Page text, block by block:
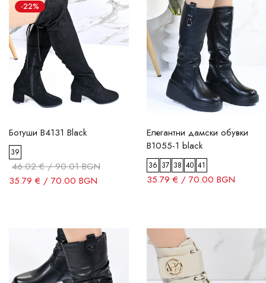
-22%
Ботуши B4131 Black
39
46.02 € / 90.01 BGN
35.79 € / 70.00 BGN
Елегантни дамски обувки
B1055-1 black
36 37 38 40 41
35.79 € / 70.00 BGN